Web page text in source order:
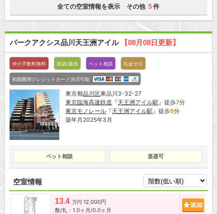
全ての空室情報を表示 その他 5 件
パークアクシス品川天王洲アイル 【08月08日更新】
仲介手数料無料 新築/築浅 ペット相談 礼金ゼロ
初期費用クレジットカード決済可能
東京都品川区東品川3-32-27
東京臨海高速鉄道 『天王洲アイル駅』徒歩7分
東京モノレール 『天王洲アイル駅』徒歩9分
築年月2025年3月
ペット相談 楽器可
空室情報
13.4 万円 12,000円
敷/礼：1.0ヶ月/0.0ヶ月